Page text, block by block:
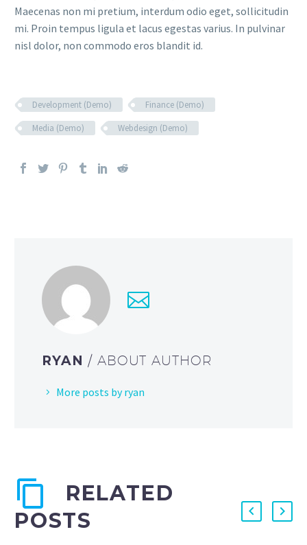
Maecenas non mi pretium, interdum odio eget, sollicitudin
mi. Proin tempus ligula et lacus egestas varius. In pulvinar
nisl dolor, non commodo eros blandit id.
Development (Demo)
Finance (Demo)
Media (Demo)
Webdesign (Demo)
RYAN / ABOUT AUTHOR
More posts by ryan
RELATED
POSTS